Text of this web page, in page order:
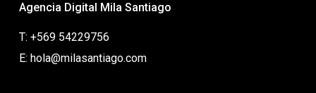
Agencia Digital Mila Santiago
T: +569 54229756
E: hola@milasantiago.com